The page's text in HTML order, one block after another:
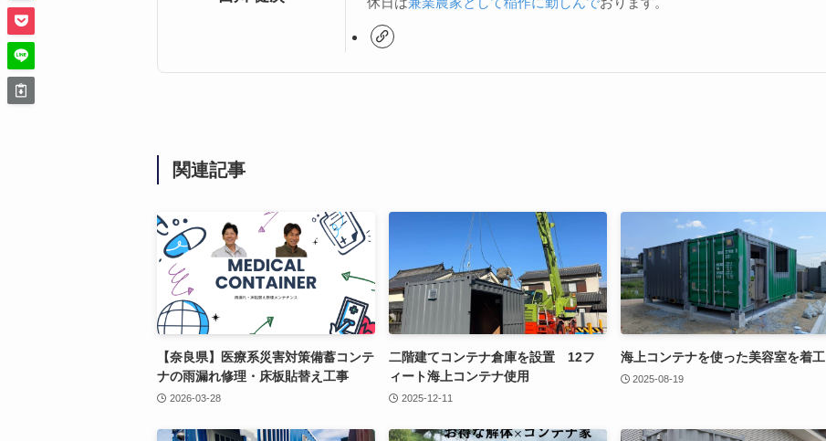
関連記事
【奈良県】医療系災害対策備蓄コンテ
ナの雨漏れ修理・床板貼替え工事
2026-03-28
二階建てコンテナ倉庫を設置 12フ
ィート海上コンテナ使用
2025-12-11
海上コンテナを使った美容室を着工
2025-08-19